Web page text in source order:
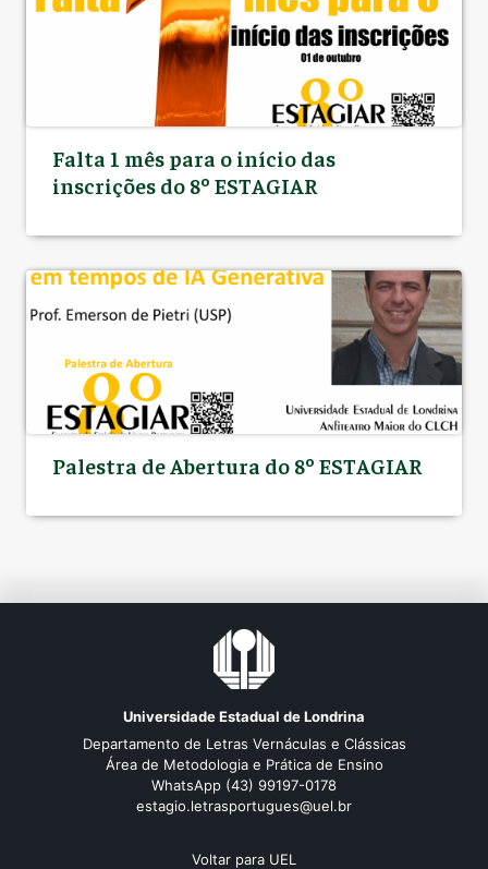
Falta 1 mês para o início das
inscrições do 8º ESTAGIAR
Palestra de Abertura do 8º ESTAGIAR
Universidade Estadual de Londrina
Departamento de Letras Vernáculas e Clássicas
Área de Metodologia e Prática de Ensino
WhatsApp (43) 99197-0178
estagio.letrasportugues@uel.br
Voltar para UEL